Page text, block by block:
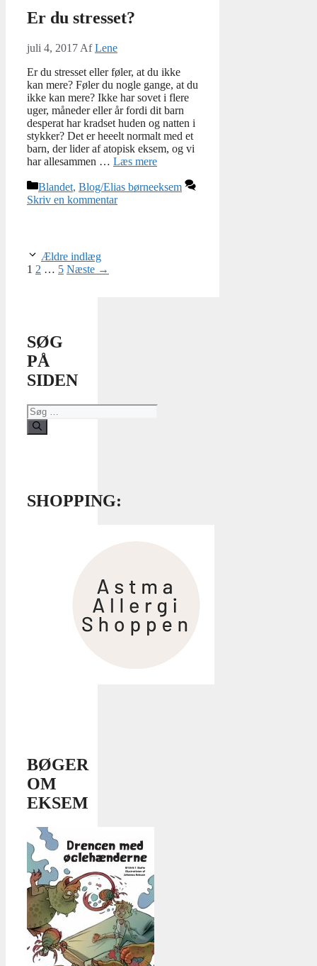
Er du stresset?
juli 4, 2017 AfLene
Er du stresset eller føler, at du ikke
kan mere? Føler du nogle gange, at du
ikke kan mere? Ikke har sovet i flere
uger, måneder eller år fordi dit barn
desperat har kradset huden og natten i
stykker? Det er heeelt normalt med et
barn, der lider af atopisk eksem, og vi
har allesammen … Læs mere
Kategorier
Blandet, Blog/Elias børneeksem
Skriv en kommentar
Ældre indlæg
Page
1 Page
2 … Page
5 Næste →
SØG
PÅ
SIDEN
Søg
efter:
SHOPPING:
BØGER
OM
EKSEM